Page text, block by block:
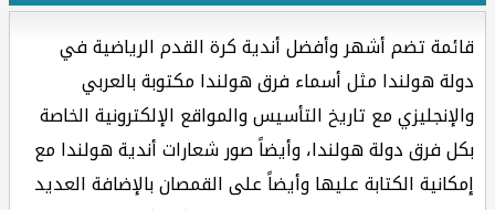
قائمة تضم أشهر وأفضل أندية كرة القدم الرياضية في
دولة هولندا مثل أسماء فرق هولندا مكتوبة بالعربي
والإنجليزي مع تاريخ التأسيس والمواقع الإلكترونية الخاصة
بكل فرق دولة هولندا، وأيضاً صور شعارات أندية هولندا مع
إمكانية الكتابة عليها وأيضاً على القمصان بالإضافة العديد